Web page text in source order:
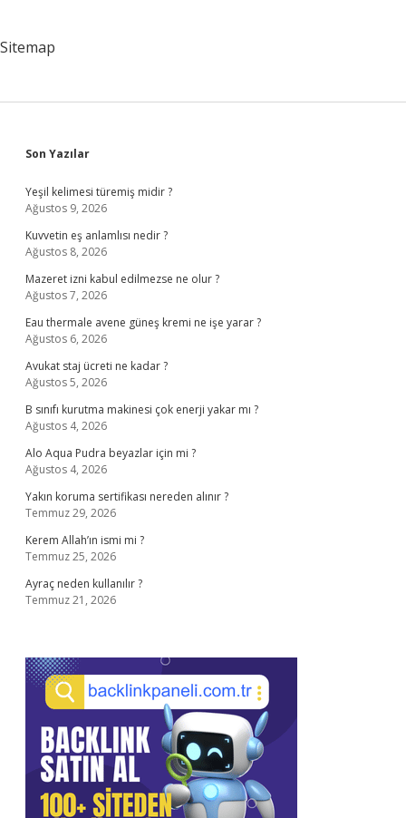
Sitemap
Sidebar
Son Yazılar
Yeşil kelimesi türemiş midir ?
Ağustos 9, 2026
Kuvvetin eş anlamlısı nedir ?
Ağustos 8, 2026
Mazeret izni kabul edilmezse ne olur ?
Ağustos 7, 2026
Eau thermale avene güneş kremi ne işe yarar ?
Ağustos 6, 2026
Avukat staj ücreti ne kadar ?
Ağustos 5, 2026
B sınıfı kurutma makinesi çok enerji yakar mı ?
Ağustos 4, 2026
Alo Aqua Pudra beyazlar için mi ?
Ağustos 4, 2026
Yakın koruma sertifikası nereden alınır ?
Temmuz 29, 2026
Kerem Allah’ın ismi mi ?
Temmuz 25, 2026
Ayraç neden kullanılır ?
Temmuz 21, 2026